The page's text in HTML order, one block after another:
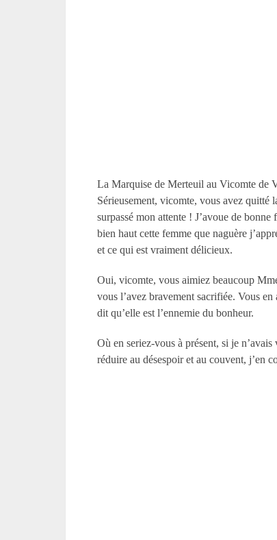
La Marquise de Merteuil au Vicomte de
Sérieusement, vicomte, vous avez quitté
surpassé mon attente ! J’avoue de
bien haut cette femme que naguère
et ce qui est vraiment délicieux.
Oui, vicomte, vous aimiez beaucoup M
vous l’avez bravement sacrifiée. Vous
dit qu’elle est l’ennemie du bonheur.
Où en seriez-vous à présent, si je
réduire au désespoir et au couvent, j’en